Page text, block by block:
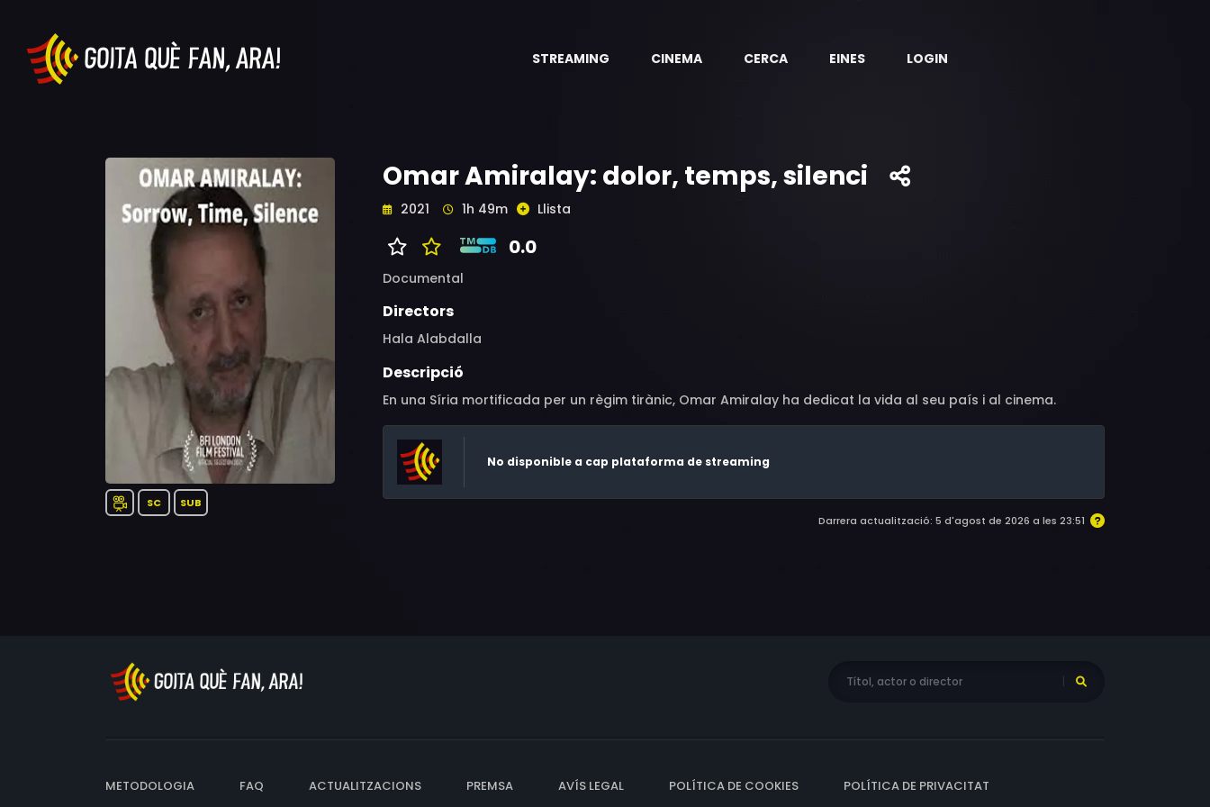
STREAMING CINEMA CERCA EINES LOGIN
SC SUB
Omar Amiralay: dolor, temps, silenci
2021 1h 49m Llista
0.0
Documental
Directors
Hala Alabdalla
Descripció
En una Síria mortificada per un règim tirànic, Omar Amiralay ha dedicat la vida al seu país i al cinema.
No disponible a cap plataforma de streaming
Darrera actualització: 5 d'agost de 2026 a les 23:51
METODOLOGIA FAQ ACTUALITZACIONS PREMSA AVÍS LEGAL POLÍTICA DE COOKIES POLÍTICA DE PRIVACITAT